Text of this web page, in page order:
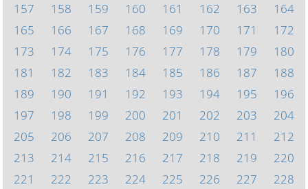
157
158 159 160 161 162 163
164
165
166 167 168 169 170 171
172
173
174 175 176 177 178 179
180
181
182 183 184 185 186 187
188
189
190 191 192 193 194 195
196
197
198 199 200 201 202 203
204
205
206 207 208 209 210 211
212
213
214 215 216 217 218 219
220
221
222 223 224 225 226 227
228